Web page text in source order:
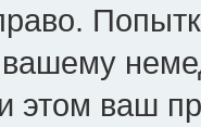
вашему
этом ваш